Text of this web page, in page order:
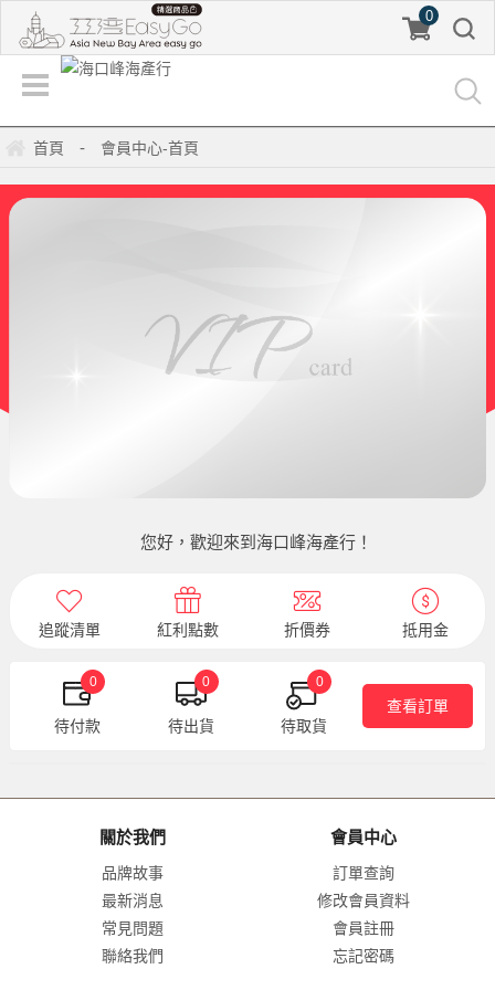
0
首頁 - 會員中心-首頁
您好，歡迎來到海口峰海產行！
追蹤清單 紅利點數 折價券 抵用金
0
待付款
0
待出貨
0
待取貨
查看訂單
關於我們
品牌故事
最新消息
常見問題
聯絡我們
會員中心
訂單查詢
修改會員資料
會員註冊
忘記密碼